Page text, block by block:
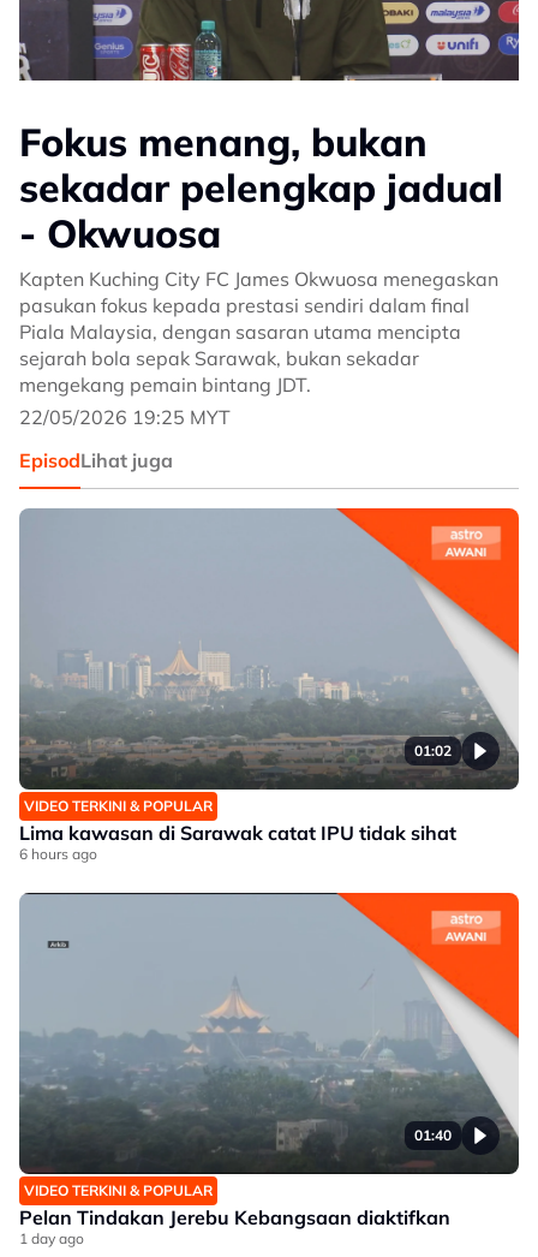
Fokus menang, bukan
sekadar pelengkap jadual
- Okwuosa
Kapten Kuching City FC James Okwuosa menegaskan
pasukan fokus kepada prestasi sendiri dalam final
Piala Malaysia, dengan sasaran utama mencipta
sejarah bola sepak Sarawak, bukan sekadar
mengekang pemain bintang JDT.
22/05/2026 19:25 MYT
EpisodLihat juga
01:02
VIDEO TERKINI & POPULAR
Lima kawasan di Sarawak catat IPU tidak sihat
6 hours ago
01:40
VIDEO TERKINI & POPULAR
Pelan Tindakan Jerebu Kebangsaan diaktifkan
1 day ago